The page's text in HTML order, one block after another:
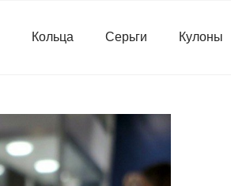
Кольца Серьги Кулоны